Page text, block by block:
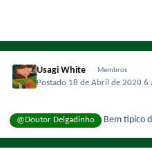
Usagi White Membros
Postado 18 de Abril de 20206
@Doutor Delgadinho Bem tipico